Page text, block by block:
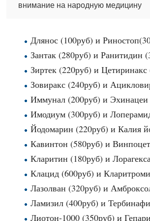
внимание на народную медицину
Длянос (100руб) и
Зантак (280руб) и Ранитидин
Зиртек (220руб) и Цетиринакс
Зовиракс (240руб) и
Иммунал (200руб) и Эхинацеи
Имодиум (300руб) и
Йодомарин (220руб) и Калия
Кавинтон (580руб) и
Кларитин (180руб) и
Клацид (600руб) и
Лазолван (320руб) и
Ламизил (400руб) и
Лиотон-1000 (350руб) и